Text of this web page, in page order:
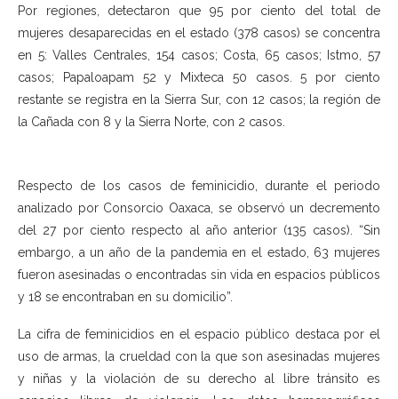
Por regiones, detectaron que 95 por ciento del total de
mujeres desaparecidas en el estado (378 casos) se concentra
en 5: Valles Centrales, 154 casos; Costa, 65 casos; Istmo, 57
casos; Papaloapam 52 y Mixteca 50 casos. 5 por ciento
restante se registra en la Sierra Sur, con 12 casos; la región de
la Cañada con 8 y la Sierra Norte, con 2 casos.
Respecto de los casos de feminicidio, durante el periodo
analizado por Consorcio Oaxaca, se observó un decremento
del 27 por ciento respecto al año anterior (135 casos). “Sin
embargo, a un año de la pandemia en el estado, 63 mujeres
fueron asesinadas o encontradas sin vida en espacios públicos
y 18 se encontraban en su domicilio”.
La cifra de feminicidios en el espacio público destaca por el
uso de armas, la crueldad con la que son asesinadas mujeres
y niñas y la violación de su derecho al libre tránsito es